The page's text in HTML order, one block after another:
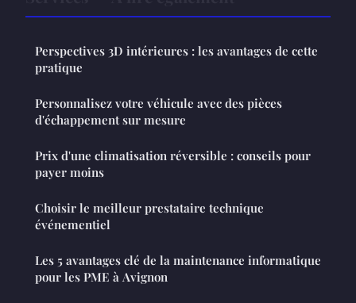
Perspectives 3D intérieures : les avantages de cette
pratique
Personnalisez votre véhicule avec des pièces
d'échappement sur mesure
Prix d'une climatisation réversible : conseils pour
payer moins
Choisir le meilleur prestataire technique
événementiel
Les 5 avantages clé de la maintenance informatique
pour les PME à Avignon